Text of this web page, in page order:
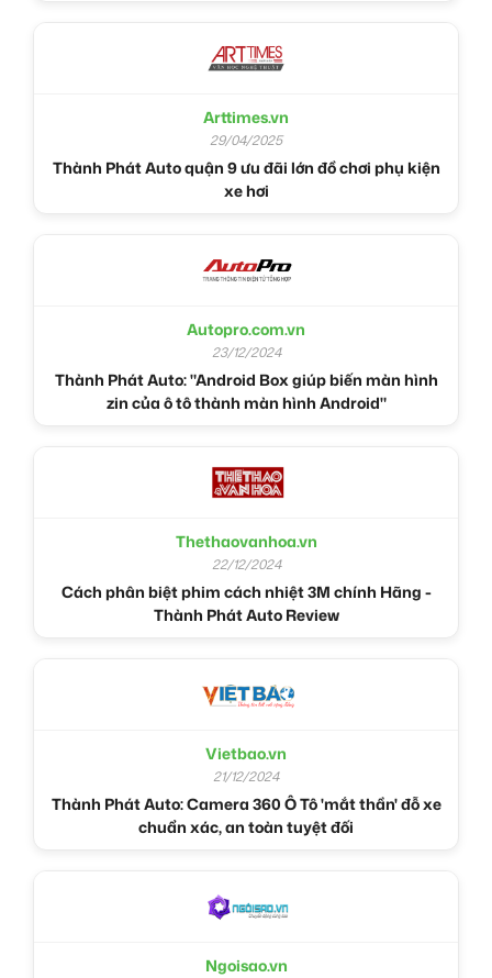
Arttimes.vn
29/04/2025
Thành Phát Auto quận 9 ưu đãi lớn đồ chơi phụ kiện
xe hơi
Autopro.com.vn
23/12/2024
Thành Phát Auto: "Android Box giúp biến màn hình
zin của ô tô thành màn hình Android"
Thethaovanhoa.vn
22/12/2024
Cách phân biệt phim cách nhiệt 3M chính Hãng -
Thành Phát Auto Review
Vietbao.vn
21/12/2024
Thành Phát Auto: Camera 360 Ô Tô 'mắt thần' đỗ xe
chuẩn xác, an toàn tuyệt đối
Ngoisao.vn